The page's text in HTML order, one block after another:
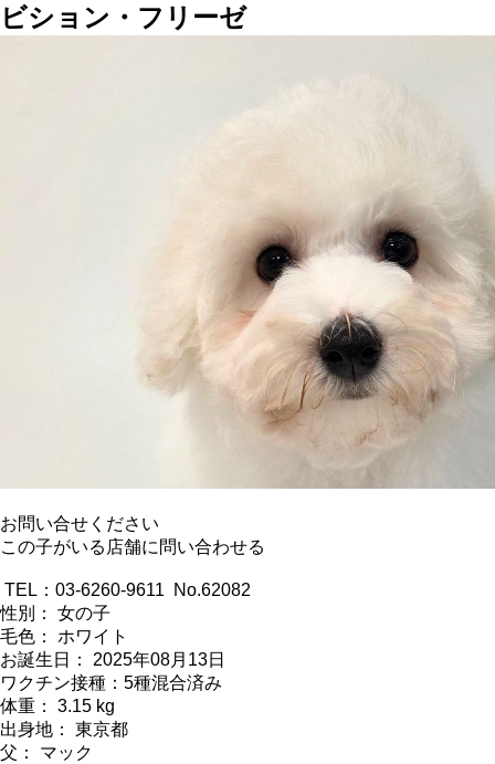
ビション・フリーゼ
お問い合せください
この子がいる店舗に問い合わせる
TEL：03-6260-9611 No.62082
性別： 女の子
毛色： ホワイト
お誕生日： 2025年08月13日
ワクチン接種：5種混合済み
体重： 3.15 kg
出身地： 東京都
父： マック